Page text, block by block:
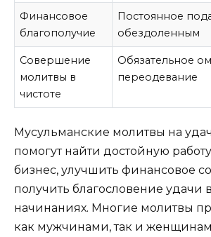
Финансовое
благополучие
Постоянное
обездоленным
Совершение
молитвы в
чистоте
Обязательное
переодевание
Мусульманские молитвы на
помогут найти достойную
бизнес, улучшить финансовое
получить благословение удачи
начинаниях. Многие молитвы
как мужчинами, так и